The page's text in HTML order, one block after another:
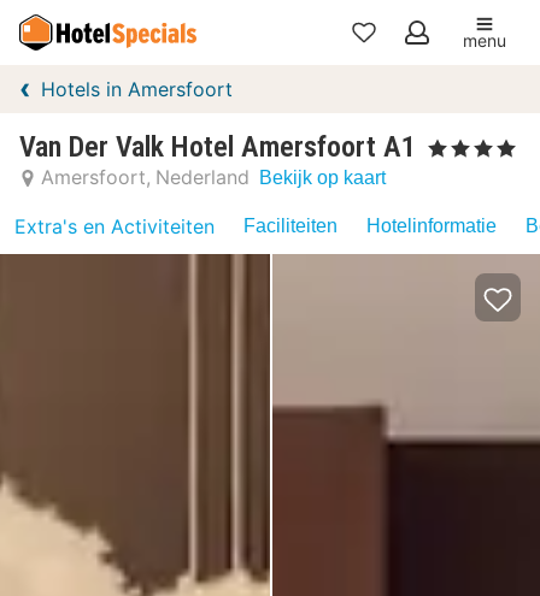
Mijn
menu
Hotels in Amersfoort
Van Der Valk Hotel Amersfoort A1 , 4 Sterren
Amersfoort Nederland Bekijk op kaart
Extra's en Activiteiten Faciliteiten Hotelinformatie